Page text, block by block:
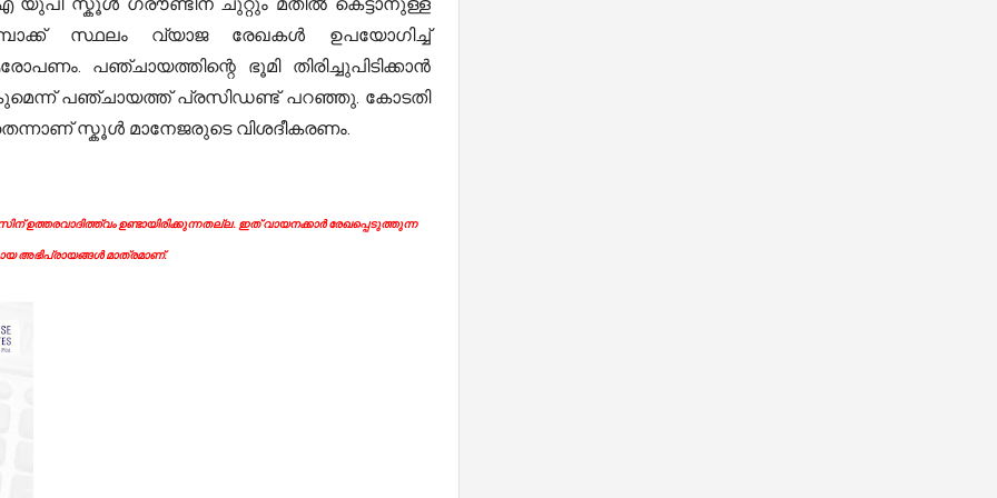
സ്ഥലം വ്യാജ രേഖകൾ ഉപയോഗിച്ച്
പഞ്ചായത്തിന്റെ ഭൂമി തിരിച്ചുപിടിക്കാൻ
പഞ്ചായത്ത് പ്രസിഡണ്ട് പറഞ്ഞു. കോടതി
സ്കൂൾ മാനേജരുടെ വിശദീകരണം.
ഉണ്ടായിരിക്കുന്നതല്ല. ഇത് വായനക്കാർ രേഖപ്പെടുത്തുന്ന
അഭിപ്രായങ്ങൾ മാത്രമാണ്.